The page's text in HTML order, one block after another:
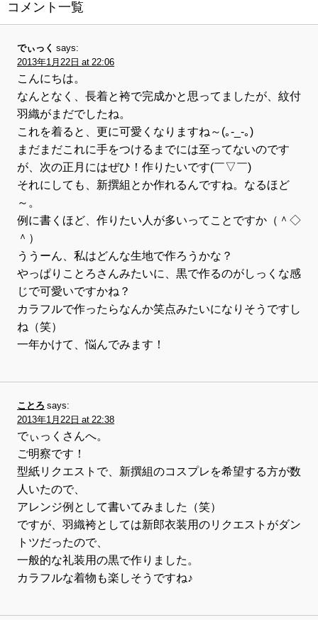
コメント一覧
でぃっく says:
2013年1月22日 at 22:06
こんにちは。
なんとなく、長着と袴で完成かと思ってましたが、紋付
羽織がまだでしたね。
これを着ると、更に可愛くなりますね～(｡-_-｡)
まだまだこれに手をつけるまでには至ってないのです
が、次の正月にはぜひ！作りたいです(￣▽￣)
それにしても、新撰組とか作れるんですね。なるほど
～。
例に書くほど、作りたい人が多いってことですか（＾◇
＾）
ううーん、私はどんな生地で作ろうかな？
やっぱりことろさんみたいに、黒で作るのがしっくな感
じで可愛いですかね？
カラフルで作ったらなんか笑点みたいになりそうですし
ね（笑）
一年かけて、悩んでみます！
ことろ says:
2013年1月22日 at 22:38
でぃっくさんへ。
ご明察です！
型紙リクエストで、新撰組のコスプレを希望する方が数
人いたので、
アレンジ例として書いてみました（笑）
ですが、羽織袴としては新郎衣装用のリクエストがダン
トツだったので、
一般的な礼装用の黒で作りました。
カラフルな着物も楽しそうですね♪